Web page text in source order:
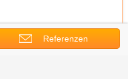
Referenzen